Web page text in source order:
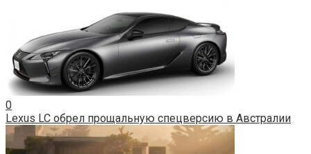
0
Lexus LC обрел прощальную спецверсию в Австралии